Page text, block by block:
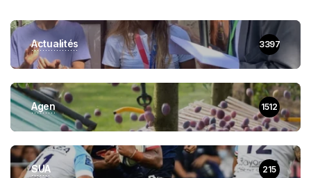
Actualités 3397
Agen 1512
SUA 215